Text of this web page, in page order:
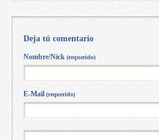
Deja tú comentario
Nombre/Nick (requerido)
E-Mail (requerido)